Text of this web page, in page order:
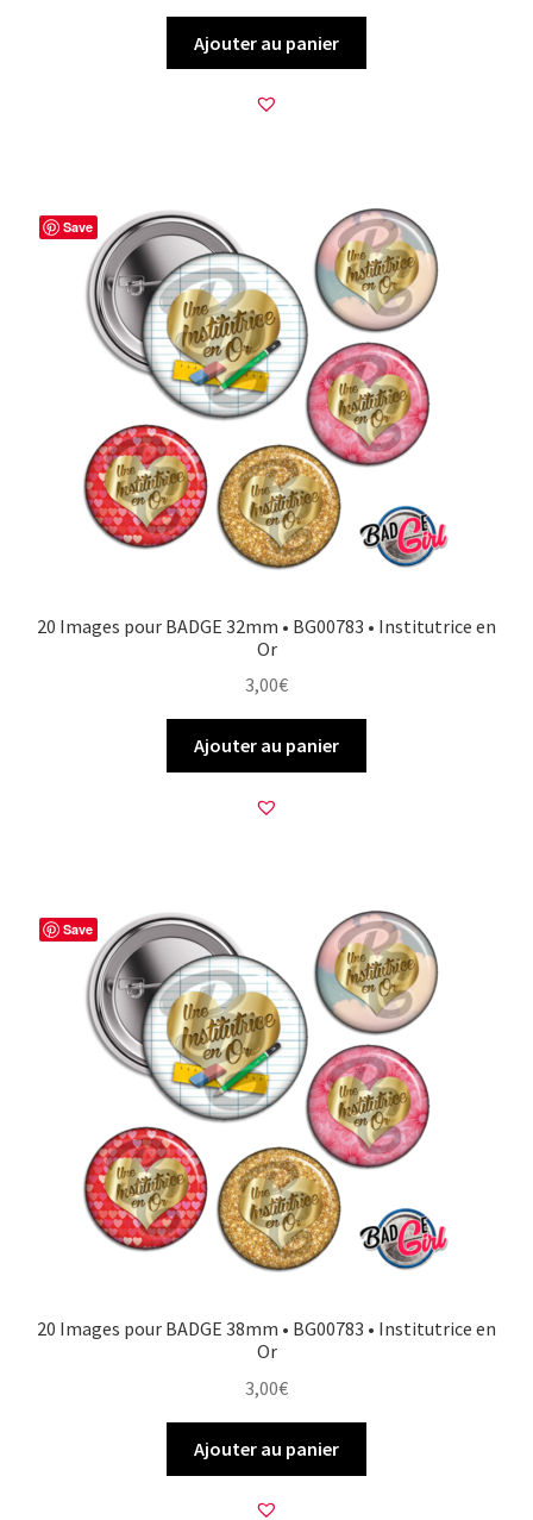
Ajouter au panier
Save
20 Images pour BADGE 32mm • BG00783 • Institutrice en
Or
3,00€
Ajouter au panier
Save
20 Images pour BADGE 38mm • BG00783 • Institutrice en
Or
3,00€
Ajouter au panier